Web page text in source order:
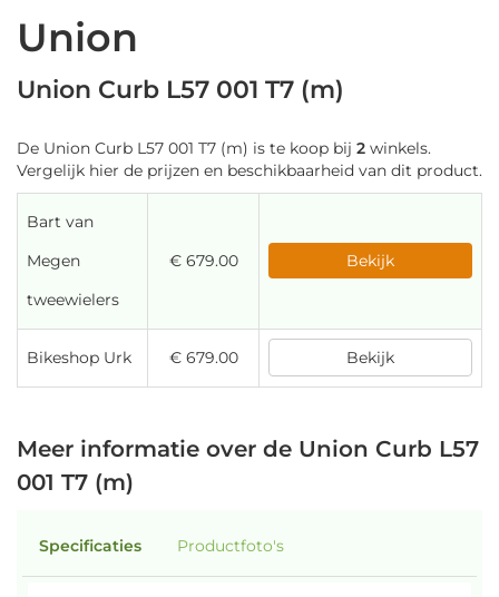
Union
Union Curb L57 001 T7 (m)
De Union Curb L57 001 T7 (m) is te koop bij 2 winkels.
Vergelijk hier de prijzen en beschikbaarheid van dit product.
Bart van
Megen
tweewielers
€ 679.00 Bekijk
Bikeshop Urk € 679.00 Bekijk
Meer informatie over de Union Curb L57
001 T7 (m)
Specificaties Productfoto's